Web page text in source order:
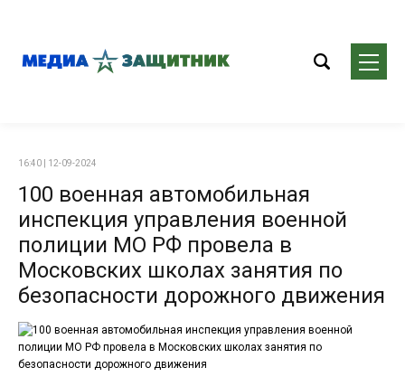
16:40 | 12-09-2024
100 военная автомобильная
инспекция управления военной
полиции МО РФ провела в
Московских школах занятия по
безопасности дорожного движения